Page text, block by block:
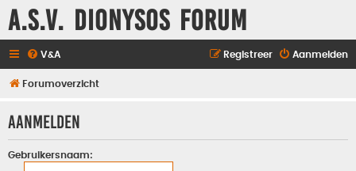
A.S.V. Dionysos Forum
V&A Aanmelden
Registreer
Forumoverzicht
Aanmelden
Gebruikersnaam: